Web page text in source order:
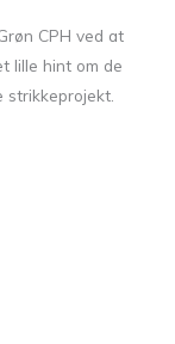
CPH ved at
lille hint om de